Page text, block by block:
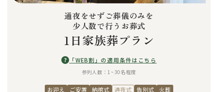
通夜をせずご葬儀のみを
少人数で行うお葬式
1日家族葬プラン
? 「WEB割」の適用条件はこちら
参列人数：1~30名程度
お迎え ご安置 納棺式 通夜式 告別式 火葬